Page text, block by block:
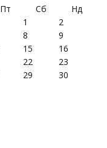
Пт Сб Нд
1
2
8
9
15
16
22
23
29
30